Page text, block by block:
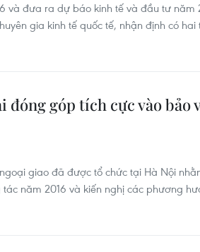
và đưa ra dự báo kinh tế và đầu tư năm
gia kinh tế quốc tế, nhận định có hai
đóng góp tích cực vào bảo
giao đã được tổ chức tại Hà Nội
tác năm 2016 và kiến nghị các phương